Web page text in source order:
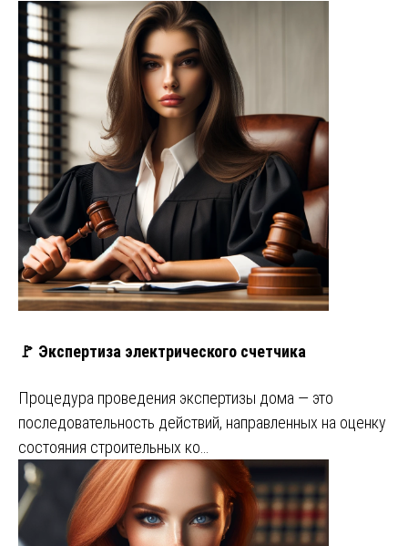
🚩 Экспертиза электрического счетчика
Процедура проведения экспертизы дома — это
последовательность действий, направленных на оценку
состояния строительных ко…